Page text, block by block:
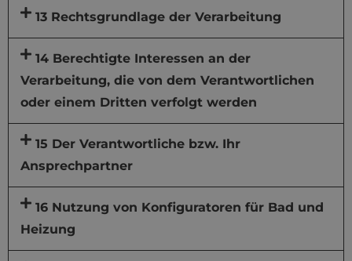
13 Rechtsgrundlage der Verarbeitung
14 Berechtigte Interessen an der
Verarbeitung, die von dem Verantwortlichen
oder einem Dritten verfolgt werden
15 Der Verantwortliche bzw. Ihr
Ansprechpartner
16 Nutzung von Konfiguratoren für Bad und
Heizung